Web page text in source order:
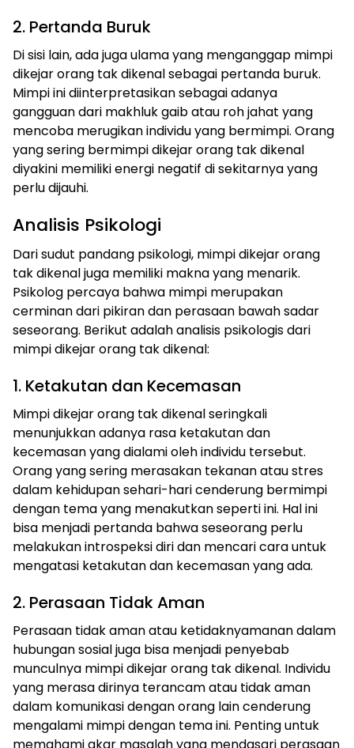
2. Pertanda Buruk
Di sisi lain, ada juga ulama yang menganggap mimpi
dikejar orang tak dikenal sebagai pertanda buruk.
Mimpi ini diinterpretasikan sebagai adanya
gangguan dari makhluk gaib atau roh jahat yang
mencoba merugikan individu yang bermimpi. Orang
yang sering bermimpi dikejar orang tak dikenal
diyakini memiliki energi negatif di sekitarnya yang
perlu dijauhi.
Analisis Psikologi
Dari sudut pandang psikologi, mimpi dikejar orang
tak dikenal juga memiliki makna yang menarik.
Psikolog percaya bahwa mimpi merupakan
cerminan dari pikiran dan perasaan bawah sadar
seseorang. Berikut adalah analisis psikologis dari
mimpi dikejar orang tak dikenal:
1. Ketakutan dan Kecemasan
Mimpi dikejar orang tak dikenal seringkali
menunjukkan adanya rasa ketakutan dan
kecemasan yang dialami oleh individu tersebut.
Orang yang sering merasakan tekanan atau stres
dalam kehidupan sehari-hari cenderung bermimpi
dengan tema yang menakutkan seperti ini. Hal ini
bisa menjadi pertanda bahwa seseorang perlu
melakukan introspeksi diri dan mencari cara untuk
mengatasi ketakutan dan kecemasan yang ada.
2. Perasaan Tidak Aman
Perasaan tidak aman atau ketidaknyamanan dalam
hubungan sosial juga bisa menjadi penyebab
munculnya mimpi dikejar orang tak dikenal. Individu
yang merasa dirinya terancam atau tidak aman
dalam komunikasi dengan orang lain cenderung
mengalami mimpi dengan tema ini. Penting untuk
memahami akar masalah yang mendasari perasaan